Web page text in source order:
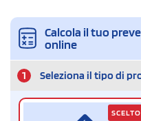
Calcola il tuo
online
1 Seleziona il tipo di
SCELTO